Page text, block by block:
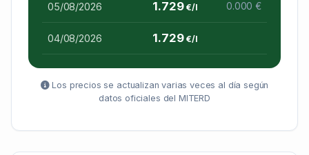
05/08/2026 1.729€/l 0.000 €
04/08/2026 1.729€/l
Los precios se actualizan varias veces al día según
datos oficiales del MITERD